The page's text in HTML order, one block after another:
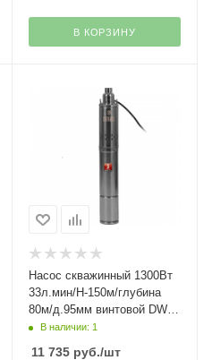
В КОРЗИНУ
Насос скважинный 1300Вт
33л.мин/Н-150м/глубина
80м/д.95мм винтовой DWS-
4-150 Denzel(29)
В наличии: 1
11 735руб./шт